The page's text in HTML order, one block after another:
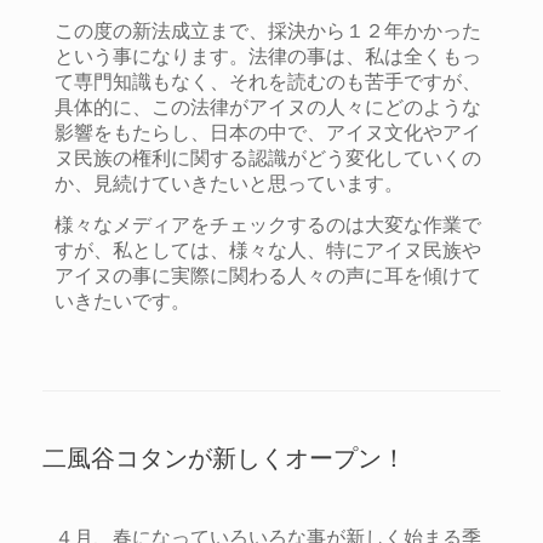
この度の新法成立まで、採決から１２年かかった
という事になります。法律の事は、私は全くもっ
て専門知識もなく、それを読むのも苦手ですが、
具体的に、この法律がアイヌの人々にどのような
影響をもたらし、日本の中で、アイヌ文化やアイ
ヌ民族の権利に関する認識がどう変化していくの
か、見続けていきたいと思っています。
様々なメディアをチェックするのは大変な作業で
すが、私としては、様々な人、特にアイヌ民族や
アイヌの事に実際に関わる人々の声に耳を傾けて
いきたいです。
二風谷コタンが新しくオープン！
４月、春になっていろいろな事が新しく始まる季